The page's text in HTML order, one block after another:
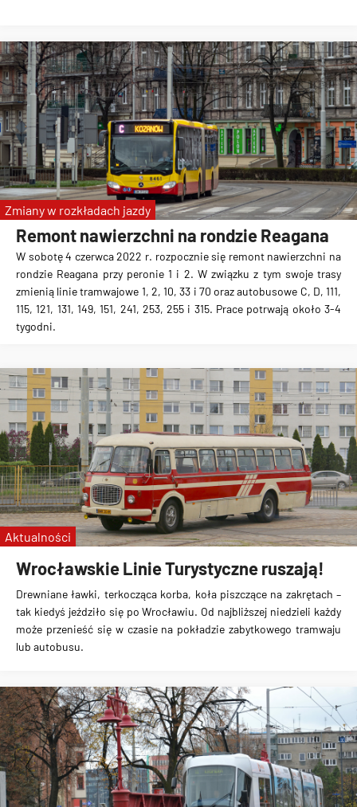
Remont nawierzchni na rondzie Reagana
W sobotę 4 czerwca 2022 r. rozpocznie się remont nawierzchni na
rondzie Reagana przy peronie 1 i 2. W związku z tym swoje trasy
zmienią linie tramwajowe 1, 2, 10, 33 i 70 oraz autobusowe C, D, 111,
115, 121, 131, 149, 151, 241, 253, 255 i 315. Prace potrwają około 3-4
tygodni.
Zmiany w rozkładach jazdy
Wrocławskie Linie Turystyczne ruszają!
Drewniane ławki, terkocząca korba, koła piszczące na zakrętach –
tak kiedyś jeździło się po Wrocławiu. Od najbliższej niedzieli każdy
może przenieść się w czasie na pokładzie zabytkowego tramwaju
lub autobusu.
Aktualności